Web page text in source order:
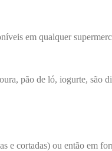
em qualquer
pão de ló, iogurte, são
e cortadas) ou então em